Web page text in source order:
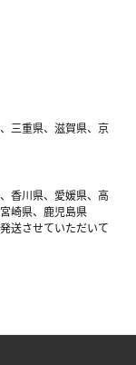
三重県、滋賀県、京
香川県、愛媛県、高
崎県、鹿児島県
送させていただいて